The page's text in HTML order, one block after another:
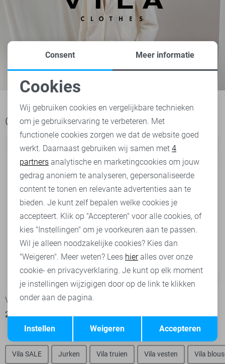
Ook het bekijken waard
Vila Trui
24,50 34,99
16,50 32,99
Vila SALE Jurken Vila truien Vila vesten Vila
Noodzakelijke cookies
Personalisatie cookies
Analytische cookies
Marketing cookies
Terug Opslaan
Consent Meer informatie
Cookies
Wij gebruiken cookies en vergelijkbare technieken
om je gebruikservaring te verbeteren. Met
functionele cookies zorgen we dat de website goed
werkt. Daarnaast gebruiken wij samen met 4
partners analytische en marketingcookies om jouw
gedrag anoniem te analyseren, gepersonaliseerde
content te tonen en relevante advertenties aan te
bieden. Je kunt zelf bepalen welke cookies je
accepteert. Klik op "Accepteren" voor alle cookies, of
kies "Instellingen" om je voorkeuren aan te passen.
Wil je alleen noodzakelijke cookies? Kies dan
"Weigeren". Meer weten? Lees hieralles over onze
cookie- en privacyverklaring. Je kunt op elk moment
je instellingen wijzigigen door op de link te klikken
onder aan de pagina.
Accepteren
Weigeren
Instellen